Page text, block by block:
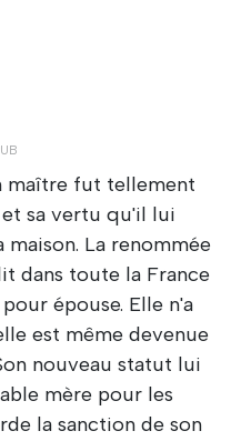
maître fut tellement
sa vertu qu'il lui
La renommée
dans toute la France
épouse. Elle n'a
est même devenue
nouveau statut lui
mère pour les
la sanction de son